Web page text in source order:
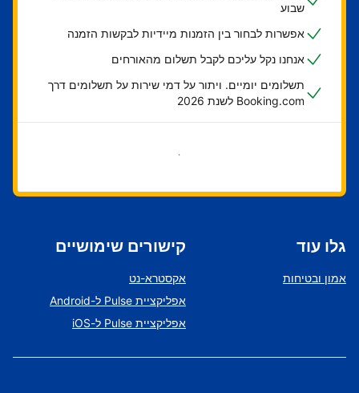
שבוע
אפשרות לבחור בין הזמנות מיידיות לבקשות הזמנה
אנחנו נקל עליכם לקבל תשלום מהאורחים
תשלומים יומיים. ויתור על דמי שירות על תשלומים דרך
Booking.com לשנת 2026
בואו נתחיל
גלו עוד
אמון ובטיחות
קישורים שימושיים
אקסטרא-נט
אפליקציית Pulse ל-Android
אפליקציית Pulse ל-iOS